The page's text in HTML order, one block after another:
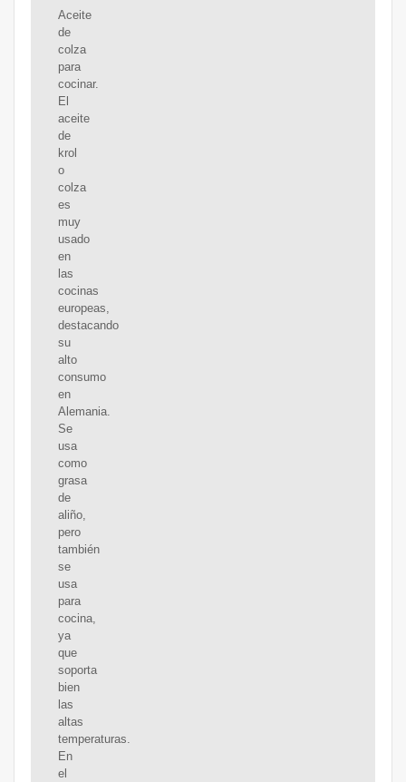
Aceite
de
colza
para
cocinar.
El
aceite
de
krol
o
colza
es
muy
usado
en
las
cocinas
europeas,
destacando
su
alto
consumo
en
Alemania.
Se
usa
como
grasa
de
aliño,
pero
también
se
usa
para
cocina,
ya
que
soporta
bien
las
altas
temperaturas.
En
el